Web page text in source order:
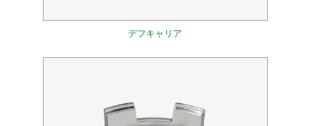
デフキャリア